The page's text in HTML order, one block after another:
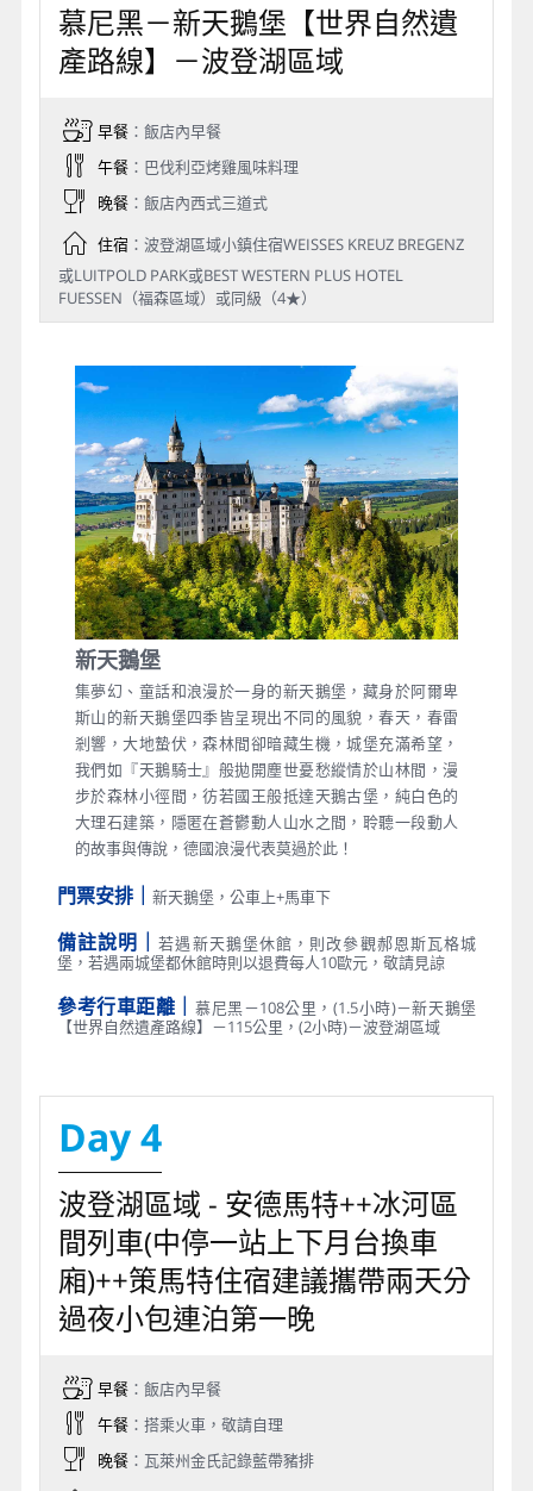
慕尼黑－新天鵝堡【世界自然遺
產路線】－波登湖區域
早餐：飯店內早餐
午餐：巴伐利亞烤雞風味料理
晚餐：飯店內西式三道式
住宿：波登湖區域小鎮住宿WEISSES KREUZ BREGENZ
或LUITPOLD PARK或BEST WESTERN PLUS HOTEL
FUESSEN（福森區域）或同級（4★）
新天鵝堡
集夢幻、童話和浪漫於一身的新天鵝堡，藏身於阿爾卑
斯山的新天鵝堡四季皆呈現出不同的風貌，春天，春雷
剎響，大地蟄伏，森林間卻暗藏生機，城堡充滿希望，
我們如『天鵝騎士』般拋開塵世憂愁縱情於山林間，漫
步於森林小徑間，彷若國王般抵達天鵝古堡，純白色的
大理石建築，隱匿在蒼鬱動人山水之間，聆聽一段動人
的故事與傳說，德國浪漫代表莫過於此！
門票安排｜ 新天鵝堡，公車上+馬車下
備註說明｜若遇新天鵝堡休館，則改參觀郝恩斯瓦格城
堡，若遇兩城堡都休館時則以退費每人10歐元，敬請見諒
參考行車距離｜
慕尼黑－108公里，(1.5小時)－新天鵝堡
【世界自然遺產路線】－115公里，(2小時)－波登湖區域
Day 4
波登湖區域 - 安德馬特++冰河區
間列車(中停一站上下月台換車
廂)++策馬特住宿建議攜帶兩天分
過夜小包連泊第一晚
早餐：飯店內早餐
午餐：搭乘火車，敬請自理
晚餐：瓦萊州金氏記錄藍帶豬排